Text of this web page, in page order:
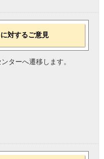
対するご意見
ターへ遷移します。